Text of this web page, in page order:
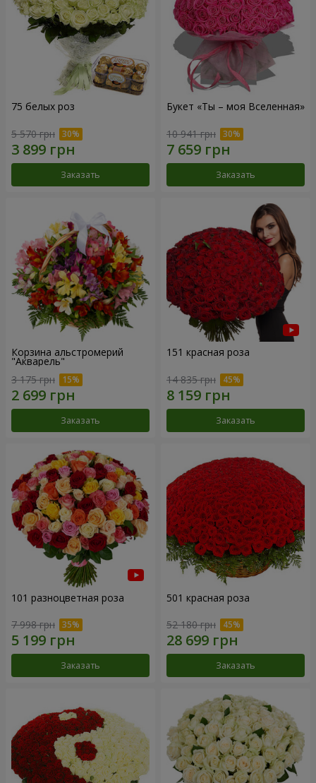
75 белых роз
5 570 грн
Заказать
Букет «Ты – моя Вселенная»
10 941 грн
Заказать
Корзина альстромерий
"Акварель"
3 175 грн
Заказать
151 красная роза
14 835 грн
Заказать
101 разноцветная роза
7 998 грн
Заказать
501 красная роза
52 180 грн
Заказать